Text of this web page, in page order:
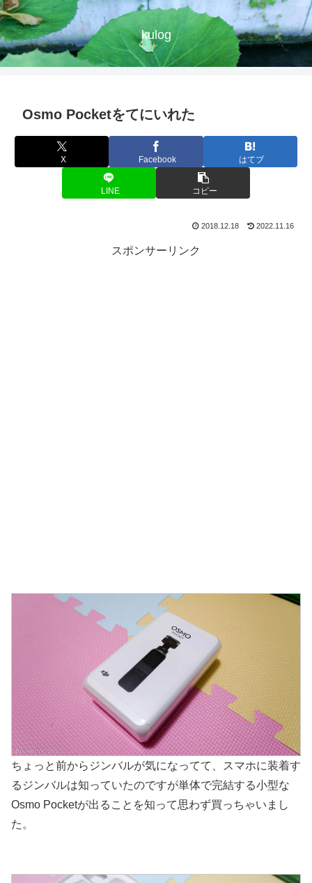
kulog
Osmo Pocketをてにいれた
X Facebook はてブ
LINE コピー
2018.12.18 2022.11.16
スポンサーリンク
ちょっと前からジンバルが気になってて、スマホに装着す
るジンバルは知っていたのですが単体で完結する小型な
Osmo Pocketが出ることを知って思わず買っちゃいまし
た。